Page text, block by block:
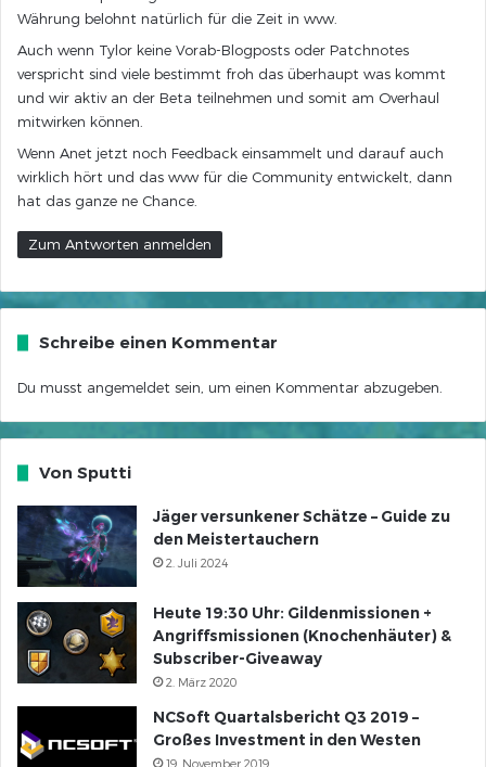
Währung belohnt natürlich für die Zeit in wvw.
Auch wenn Tylor keine Vorab-Blogposts oder Patchnotes
verspricht sind viele bestimmt froh das überhaupt was kommt
und wir aktiv an der Beta teilnehmen und somit am Overhaul
mitwirken können.
Wenn Anet jetzt noch Feedback einsammelt und darauf auch
wirklich hört und das wvw für die Community entwickelt, dann
hat das ganze ne Chance.
Zum Antworten anmelden
Schreibe einen Kommentar
Du musst angemeldet sein, um einen Kommentar abzugeben.
Von Sputti
Jäger versunkener Schätze – Guide zu
den Meistertauchern
2. Juli 2024
Heute 19:30 Uhr: Gildenmissionen +
Angriffsmissionen (Knochenhäuter) &
Subscriber-Giveaway
2. März 2020
NCSoft Quartalsbericht Q3 2019 –
Großes Investment in den Westen
19. November 2019